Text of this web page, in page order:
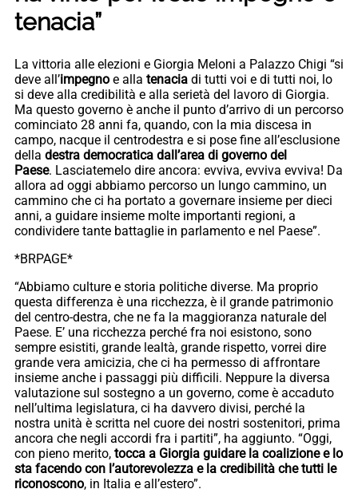
tenacia”
La vittoria alle elezioni e Giorgia Meloni a Palazzo Chigi “si
deve all’impegno e alla tenacia di tutti voi e di tutti noi, lo
si deve alla credibilità e alla serietà del lavoro di Giorgia.
Ma questo governo è anche il punto d’arrivo di un percorso
cominciato 28 anni fa, quando, con la mia discesa in
campo, nacque il centrodestra e si pose fine all’esclusione
della destra democratica dall’area di governo del
Paese. Lasciatemelo dire ancora: evviva, evviva evviva! Da
allora ad oggi abbiamo percorso un lungo cammino, un
cammino che ci ha portato a governare insieme per dieci
anni, a guidare insieme molte importanti regioni, a
condividere tante battaglie in parlamento e nel Paese”.
*BRPAGE*
“Abbiamo culture e storia politiche diverse. Ma proprio
questa differenza è una ricchezza, è il grande patrimonio
del centro-destra, che ne fa la maggioranza naturale del
Paese. E’ una ricchezza perché fra noi esistono, sono
sempre esistiti, grande lealtà, grande rispetto, vorrei dire
grande vera amicizia, che ci ha permesso di affrontare
insieme anche i passaggi più difficili. Neppure la diversa
valutazione sul sostegno a un governo, come è accaduto
nell’ultima legislatura, ci ha davvero divisi, perché la
nostra unità è scritta nel cuore dei nostri sostenitori, prima
ancora che negli accordi fra i partiti”, ha aggiunto. “Oggi,
con pieno merito, tocca a Giorgia guidare la coalizione e lo
sta facendo con l’autorevolezza e la credibilità che tutti le
riconoscono, in Italia e all’estero”.